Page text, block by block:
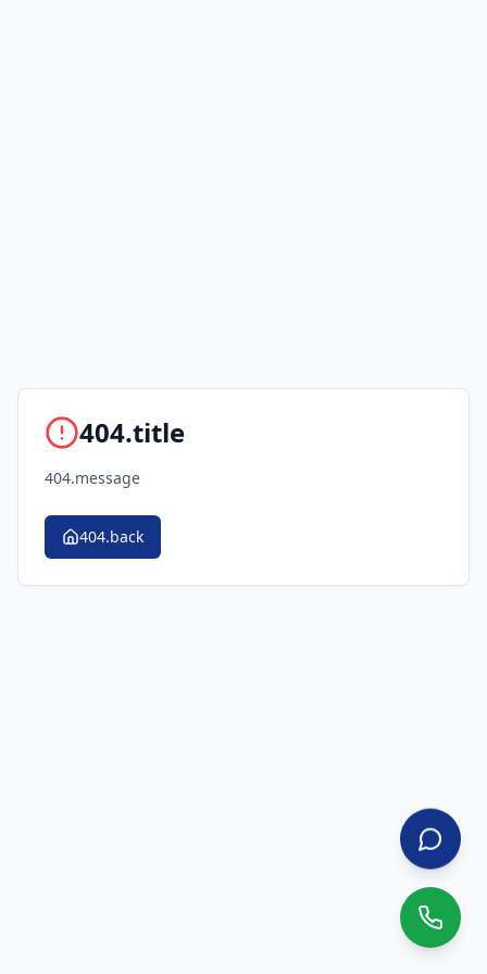
404.title
404.message
404.back